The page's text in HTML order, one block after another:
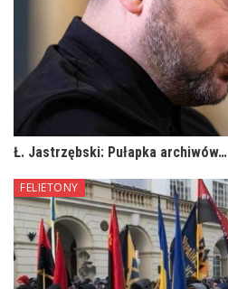
Ł. Jastrzębski: Pułapka archiwów…
FELIETONY